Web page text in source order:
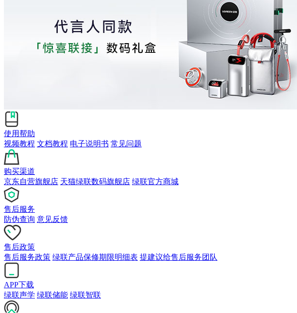
使用帮助
视频教程 文档教程 电子说明书 常见问题
购买渠道
京东自营旗舰店 天猫绿联数码旗舰店 绿联官方商城
售后服务
防伪查询 意见反馈
售后政策
售后服务政策 绿联产品保修期限明细表 提建议给售后服务团队
APP下载
绿联声学 绿联储能 绿联智联